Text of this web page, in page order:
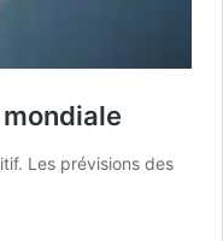
Les prévisions des